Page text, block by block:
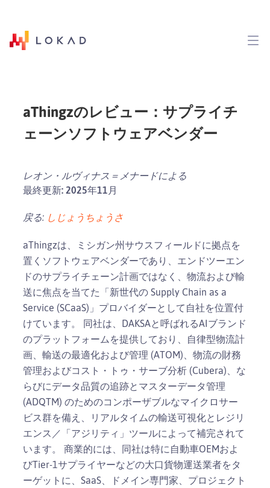
aThingzのレビュー：サプライチ
ェーンソフトウェアベンダー
レオン・ルヴィナス＝メナードによる
最終更新: 2025年11月
戻る: しじょうちょうさ
aThingzは、ミシガン州サウスフィールドに拠点を
置くソフトウェアベンダーであり、エンドツーエン
ドのサプライチェーン計画ではなく、物流および輸
送に焦点を当てた「新世代の Supply Chain as a
Service (SCaaS)」プロバイダーとして自社を位置付
けています。 同社は、DAKSAと呼ばれるAIブランド
のプラットフォームを提供しており、自律型物流計
画、輸送の最適化および管理 (ATOM)、物流の財務
管理およびコスト・トゥ・サーブ分析 (Cubera)、な
らびにデータ品質の追跡とマスターデータ管理
(ADQTM) のためのコンポーザブルなマイクロサー
ビス群を備え、リアルタイムの輸送可視化とレジリ
エンス／「アジリティ」ツールによって補完されて
います。 商業的には、同社は特に自動車OEMおよ
びTier-1サプライヤーなどの大口貨物運送業者をタ
ーゲットに、SaaS、ドメイン専門家、プロジェクト